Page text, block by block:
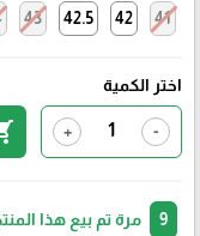
41
42
42.5
43
اختر الكمية
-
+
مرة تم بيع هذا